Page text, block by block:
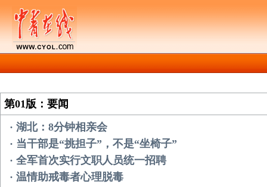
第01版：要闻
· 湖北：8分钟相亲会
· 当干部是“挑担子”，不是“坐椅子”
· 全军首次实行文职人员统一招聘
· 温情助戒毒者心理脱毒